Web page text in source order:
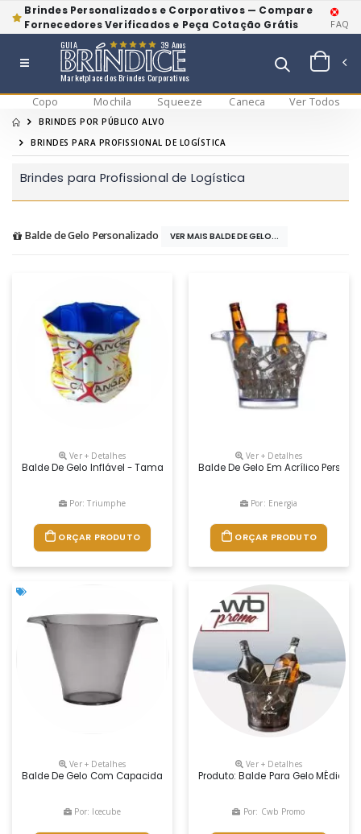
Brindes Personalizados e Corporativos — Compare
Fornecedores Verificados e Peça Cotação Grátis
FAQ
Marketplace dos Brindes Corporativos
GUIA 39 Anos
Copo Mochila Squeeze Caneca Ver Todos
BRINDES POR PÚBLICO ALVO
BRINDES PARA PROFISSIONAL DE LOGÍSTICA
Brindes para Profissional de Logística
Balde de Gelo Personalizado VER MAIS BALDE DE GELO...
Ver + Detalhes
Balde De Gelo Inflável - Tamanho 24x20
Por: Triumphe
ORÇAR PRODUTO
Ver + Detalhes
Balde De Gelo Em Acrílico
Por: Energia
ORÇAR PRODUTO
Ver + Detalhes
Balde De Gelo Com Capacidade De 5 Litros Produzido Em Poliestireno
Por: Icecube
Ver + Detalhes
Produto: Balde Para Gelo MÉdio
Por: Cwb Promo